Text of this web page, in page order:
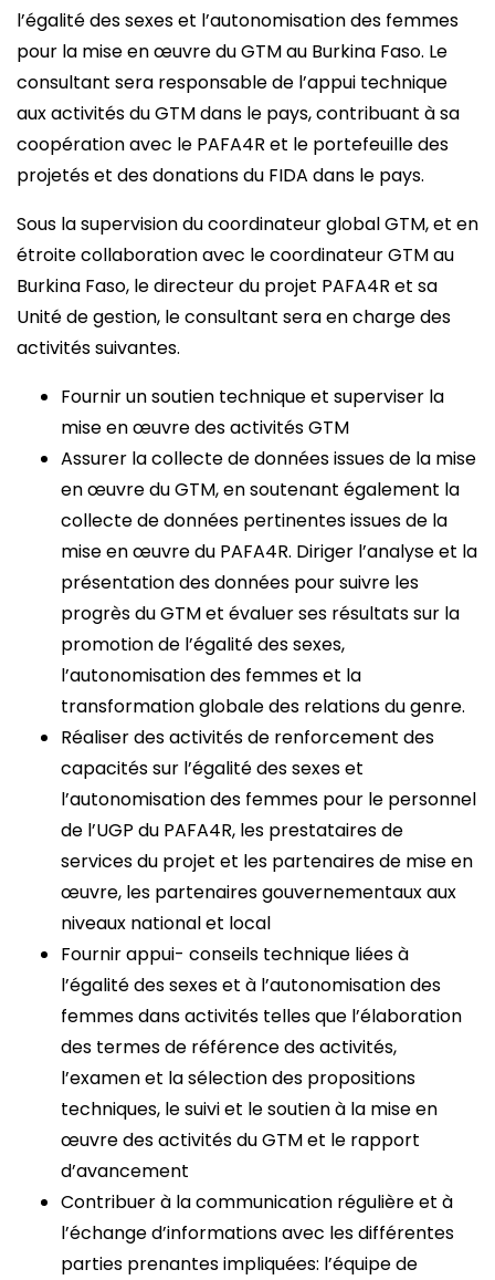
l’égalité des sexes et l’autonomisation des femmes
pour la mise en œuvre du GTM au Burkina Faso. Le
consultant sera responsable de l’appui technique
aux activités du GTM dans le pays, contribuant à sa
coopération avec le PAFA4R et le portefeuille des
projetés et des donations du FIDA dans le pays.
Sous la supervision du coordinateur global GTM, et en
étroite collaboration avec le coordinateur GTM au
Burkina Faso, le directeur du projet PAFA4R et sa
Unité de gestion, le consultant sera en charge des
activités suivantes.
Fournir un soutien technique et superviser la
mise en œuvre des activités GTM
Assurer la collecte de données issues de la mise
en œuvre du GTM, en soutenant également la
collecte de données pertinentes issues de la
mise en œuvre du PAFA4R. Diriger l’analyse et la
présentation des données pour suivre les
progrès du GTM et évaluer ses résultats sur la
promotion de l’égalité des sexes,
l’autonomisation des femmes et la
transformation globale des relations du genre.
Réaliser des activités de renforcement des
capacités sur l’égalité des sexes et
l’autonomisation des femmes pour le personnel
de l’UGP du PAFA4R, les prestataires de
services du projet et les partenaires de mise en
œuvre, les partenaires gouvernementaux aux
niveaux national et local
Fournir appui- conseils technique liées à
l’égalité des sexes et à l’autonomisation des
femmes dans activités telles que l’élaboration
des termes de référence des activités,
l’examen et la sélection des propositions
techniques, le suivi et le soutien à la mise en
œuvre des activités du GTM et le rapport
d’avancement
Contribuer à la communication régulière et à
l’échange d’informations avec les différentes
parties prenantes impliquées: l’équipe de